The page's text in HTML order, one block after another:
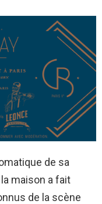
de sa
maison a fait
de la scène